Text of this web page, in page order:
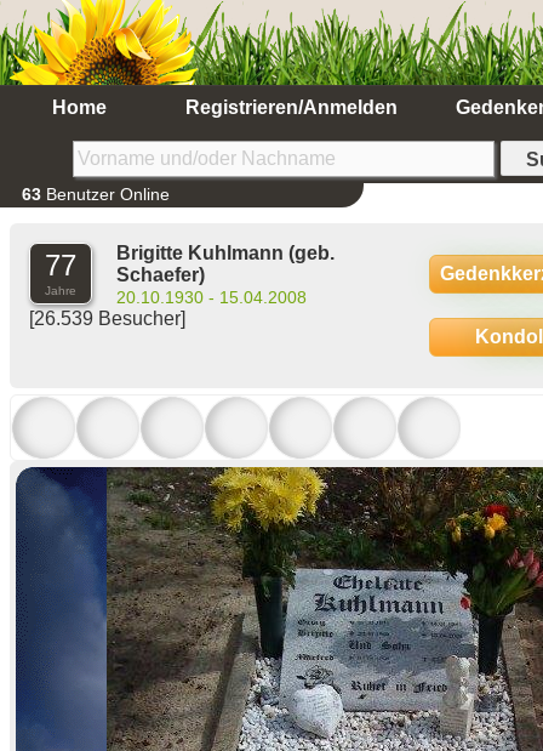
Home Registrieren/Anmelden
63 Benutzer Online
77
Jahre
Brigitte Kuhlmann (geb.
Schaefer)
20.10.1930 - 15.04.2008
[26.539 Besucher]